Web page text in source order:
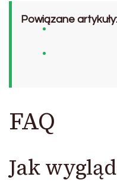
Powiązane artykuły:
FAQ
Jak